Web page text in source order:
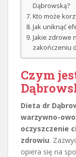
Dąbrowską?
Kto może
Jak uniknąć
Jakie zdrowe
zakończeniu
Czym
Dieta dr
warzywno-
oczyszczenie
zdrowiu.
opiera się na